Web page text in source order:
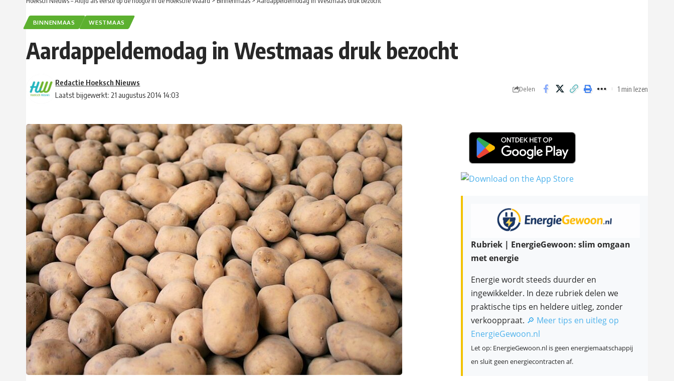
BINNENMAAS WESTMAAS
Aardappeldemodag in Westmaas druk bezocht
Laatst bijgewerkt: 21 augustus 2014 14:03
Redactie Hoeksch Nieuws
Delen 1 min lezen
Rubriek | EnergieGewoon: slim omgaan
met energie
Energie wordt steeds duurder en
ingewikkelder. In deze rubriek delen we
praktische tips en heldere uitleg, zonder
verkooppraat. 🔎 Meer tips en uitleg op
EnergieGewoon.nl
Let op: EnergieGewoon.nl is geen energiemaatschappij
en sluit geen energiecontracten af.